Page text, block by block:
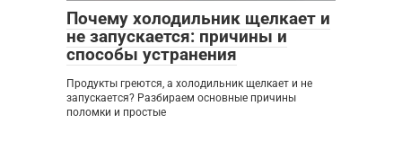
Почему холодильник щелкает и
не запускается: причины и
способы устранения
Продукты греются, а холодильник щелкает и не
запускается? Разбираем основные причины
поломки и простые